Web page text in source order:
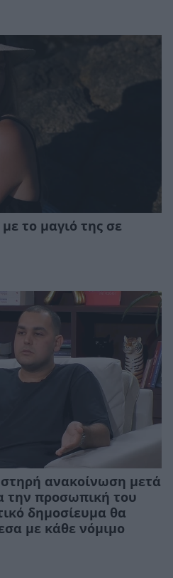
το μαγιό της σε
ανακοίνωση μετά
την προσωπική του
δημοσίευμα θα
με κάθε νόμιμο